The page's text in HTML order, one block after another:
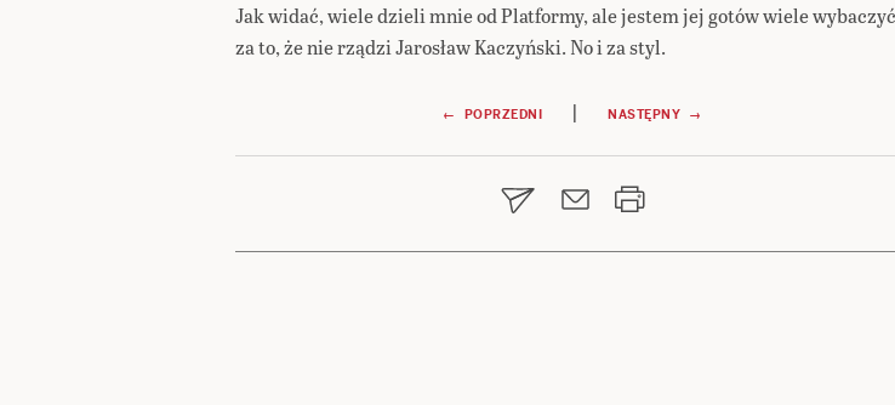
Jak widać, wiele dzieli mnie od Platformy, ale jestem jej gotów wiele wybaczyć
za to, że nie rządzi Jarosław Kaczyński. No i za styl.
wpisu
← POPRZEDNI | NASTĘPNY →